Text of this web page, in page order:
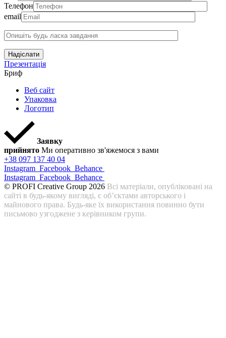
Телефон
email
Надіслати
Презентація
Бриф
Веб сайт
Упаковка
Логотип
Заявку
прийнято Ми оперативно зв'яжемося з вами
+38 097 137 40 04
Instagram Facebook Behance
Instagram Facebook Behance
© PROFI Creative Group 2026 Всі матеріали, опубліковані на
сайті в будь-якому вигляді, є об’єктами авторського і
майнового права. Будь-яке їх використання повинно бути
письмово узгоджене з керівником групи.